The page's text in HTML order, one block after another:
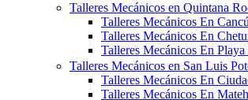
Talleres Mecánicos en Quintana
Talleres Mecánicos En
Talleres Mecánicos En
Talleres Mecánicos En
Talleres Mecánicos en San Luis
Talleres Mecánicos En
Talleres Mecánicos En